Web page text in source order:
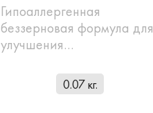
Гипоаллергенная
беззерновая формула для
улучшения…
0.07 кг.